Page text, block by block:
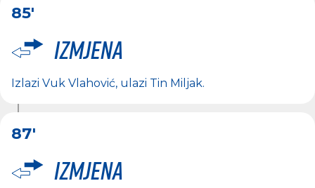
85'
Izmjena
Izlazi Vuk Vlahović, ulazi Tin Miljak.
87'
Izmjena